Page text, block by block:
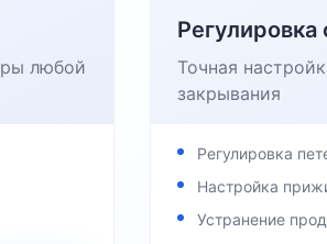
любой
Регулировка
Точная
закрывания
Регулировка
Настройка
Устранение